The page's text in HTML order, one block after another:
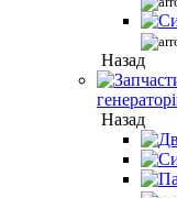
Назад
Назад